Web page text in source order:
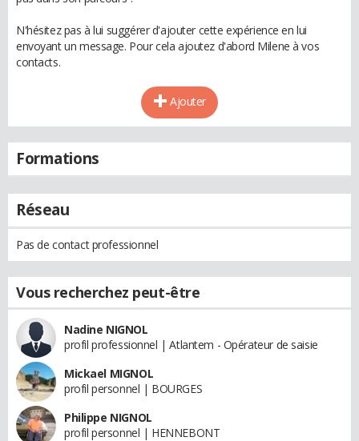
N'hésitez pas à lui suggérer d'ajouter cette expérience en lui
envoyant un message. Pour cela ajoutez d'abord Milene à vos
contacts.
Ajouter
Formations
Réseau
Pas de contact professionnel
Vous recherchez peut-être
Nadine NIGNOL
profil professionnel | Atlantem - Opérateur de saisie
Mickael MIGNOL
profil personnel | BOURGES
Philippe NIGNOL
profil personnel | HENNEBONT